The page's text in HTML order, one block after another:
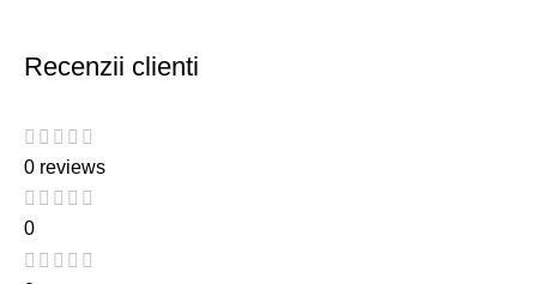
Recenzii clienti
0 reviews
0